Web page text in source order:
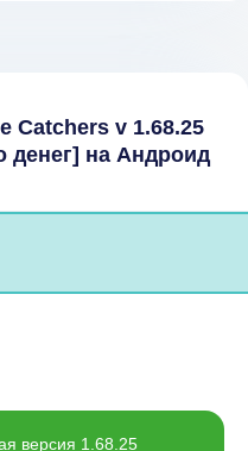
Catchers v 1.68.25
на Андроид
версия 1.68.25